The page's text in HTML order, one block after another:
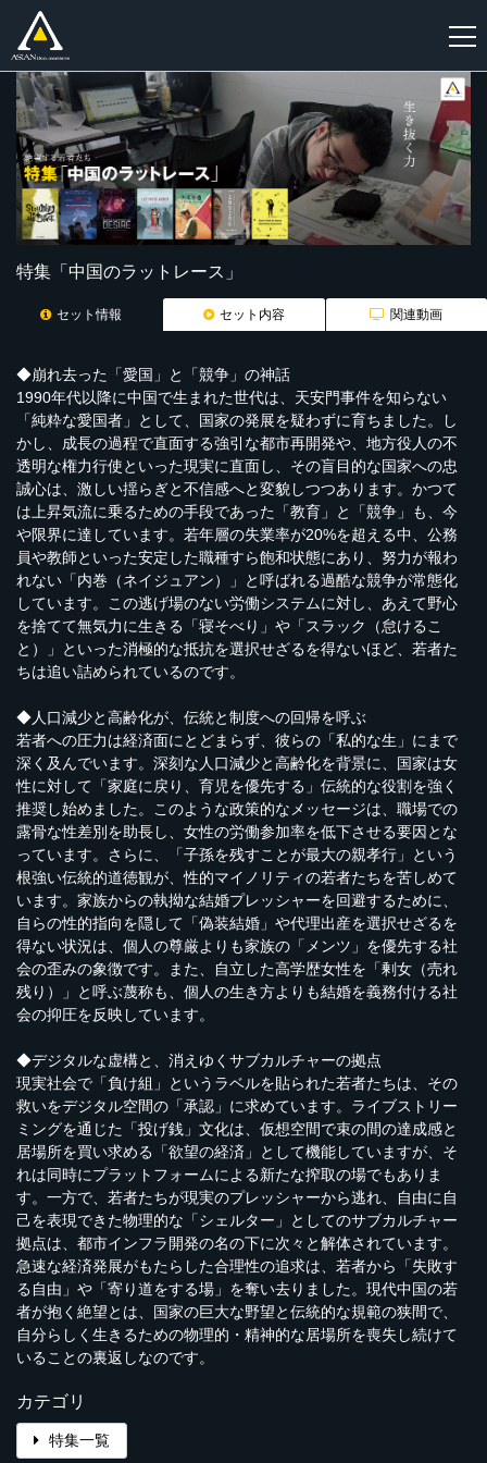
特集「中国のラットレース」
セット情報 セット内容 関連動画
◆崩れ去った「愛国」と「競争」の神話
1990年代以降に中国で生まれた世代は、天安門事件を知らない
「純粋な愛国者」として、国家の発展を疑わずに育ちました。し
かし、成長の過程で直面する強引な都市再開発や、地方役人の不
透明な権力行使といった現実に直面し、その盲目的な国家への忠
誠心は、激しい揺らぎと不信感へと変貌しつつあります。かつて
は上昇気流に乗るための手段であった「教育」と「競争」も、今
や限界に達しています。若年層の失業率が20%を超える中、公務
員や教師といった安定した職種すら飽和状態にあり、努力が報わ
れない「内巻（ネイジュアン）」と呼ばれる過酷な競争が常態化
しています。この逃げ場のない労働システムに対し、あえて野心
を捨てて無気力に生きる「寝そべり」や「スラック（怠けるこ
と）」といった消極的な抵抗を選択せざるを得ないほど、若者た
ちは追い詰められているのです。
◆人口減少と高齢化が、伝統と制度への回帰を呼ぶ
若者への圧力は経済面にとどまらず、彼らの「私的な生」にまで
深く及んでいます。深刻な人口減少と高齢化を背景に、国家は女
性に対して「家庭に戻り、育児を優先する」伝統的な役割を強く
推奨し始めました。このような政策的なメッセージは、職場での
露骨な性差別を助長し、女性の労働参加率を低下させる要因とな
っています。さらに、「子孫を残すことが最大の親孝行」という
根強い伝統的道徳観が、性的マイノリティの若者たちを苦しめて
います。家族からの執拗な結婚プレッシャーを回避するために、
自らの性的指向を隠して「偽装結婚」や代理出産を選択せざるを
得ない状況は、個人の尊厳よりも家族の「メンツ」を優先する社
会の歪みの象徴です。また、自立した高学歴女性を「剰女（売れ
残り）」と呼ぶ蔑称も、個人の生き方よりも結婚を義務付ける社
会の抑圧を反映しています。
◆デジタルな虚構と、消えゆくサブカルチャーの拠点
現実社会で「負け組」というラベルを貼られた若者たちは、その
救いをデジタル空間の「承認」に求めています。ライブストリー
ミングを通じた「投げ銭」文化は、仮想空間で束の間の達成感と
居場所を買い求める「欲望の経済」として機能していますが、そ
れは同時にプラットフォームによる新たな搾取の場でもありま
す。一方で、若者たちが現実のプレッシャーから逃れ、自由に自
己を表現できた物理的な「シェルター」としてのサブカルチャー
拠点は、都市インフラ開発の名の下に次々と解体されています。
急速な経済発展がもたらした合理性の追求は、若者から「失敗す
る自由」や「寄り道をする場」を奪い去りました。現代中国の若
者が抱く絶望とは、国家の巨大な野望と伝統的な規範の狭間で、
自分らしく生きるための物理的・精神的な居場所を喪失し続けて
いることの裏返しなのです。
カテゴリ
特集一覧